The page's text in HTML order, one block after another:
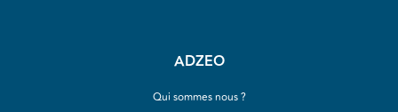
ADZEO
Qui sommes nous ?